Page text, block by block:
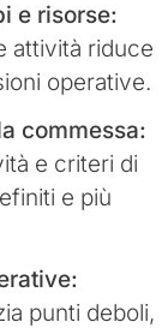
e risorse:
attività riduce
operative.
commessa:
e criteri di
e più
punti deboli,